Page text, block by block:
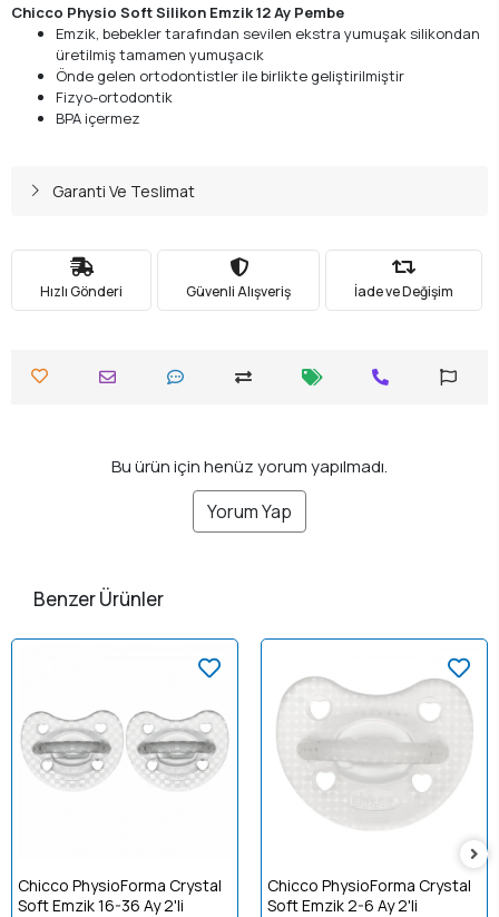
Chicco Physio Soft Silikon Emzik 12 Ay Pembe
Emzik, bebekler tarafından sevilen ekstra yumuşak silikondan
üretilmiş tamamen yumuşacık
Önde gelen ortodontistler ile birlikte geliştirilmiştir
Fizyo-ortodontik
BPA içermez
Garanti Ve Teslimat
Hızlı Gönderi Güvenli Alışveriş İade ve Değişim
Bu ürün için henüz yorum yapılmadı.
Yorum Yap
Benzer Ürünler
Chicco PhysioForma Crystal
Soft Emzik 16-36 Ay 2'li
Chicco PhysioForma Crystal
Soft Emzik 2-6 Ay 2'li